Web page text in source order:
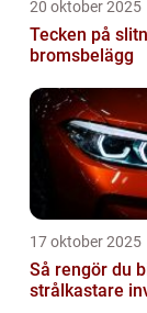
20 oktober 2025
Tecken på
bromsbelägg
17 oktober 2025
Så rengör du
strålkastare